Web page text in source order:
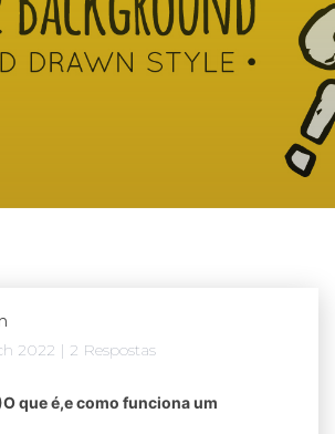
2022 | 2 Respostas
que é,e como funciona um